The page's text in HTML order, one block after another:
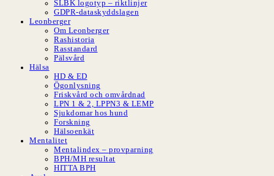
SLBK logotyp – riktlinjer
GDPR-dataskyddslagen
Leonberger
Om Leonberger
Rashistoria
Rasstandard
Pälsvård
Hälsa
HD & ED
Ögonlysning
Friskvård och omvårdnad
LPN 1 & 2, LPPN3 & LEMP
Sjukdomar hos hund
Forskning
Hälsoenkät
Mentalitet
Mentalindex – provparning
BPH/MH resultat
HITTA BPH